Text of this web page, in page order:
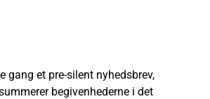
gang et pre-silent nyhedsbrev,
begivenhederne i det